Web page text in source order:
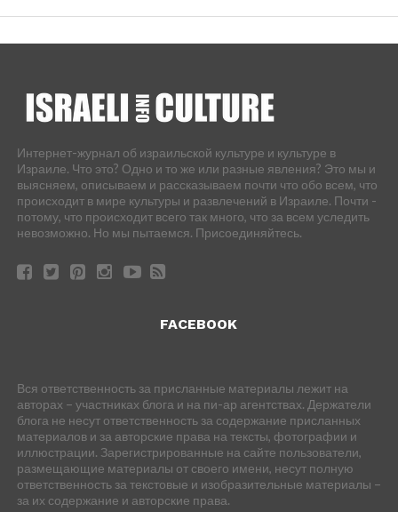
Интернет-журнал об израильской культуре и культуре в
Израиле. Что это? Одно и то же или разные явления? Это мы и
выясняем, описываем и рассказываем почти что обо всем, что
происходит в мире культуры и развлечений в Израиле. Почти -
потому, что происходит всего так много, что за всем уследить
невозможно. Но мы пытаемся. Присоединяйтесь.
FACEBOOK
Вся ответственность за присланные материалы лежит на
авторах – участниках блога и на пи-ар агентствах. Держатели
блога не несут ответственность за содержание присланных
материалов и за авторские права на тексты, фотографии и
иллюстрации. Зарегистрированные на сайте пользователи,
размещающие материалы от своего имени, несут полную
ответственность за текстовые и изобразительные материалы –
за их содержание и авторские права.